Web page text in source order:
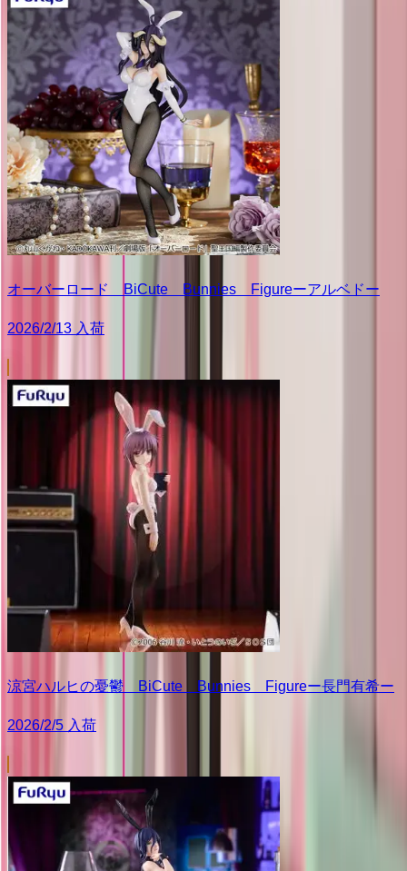
オーバーロード BiCute Bunnies Figureーアルベドー
2026/2/13 入荷
涼宮ハルヒの憂鬱 BiCute Bunnies Figureー長門有希ー
2026/2/5 入荷